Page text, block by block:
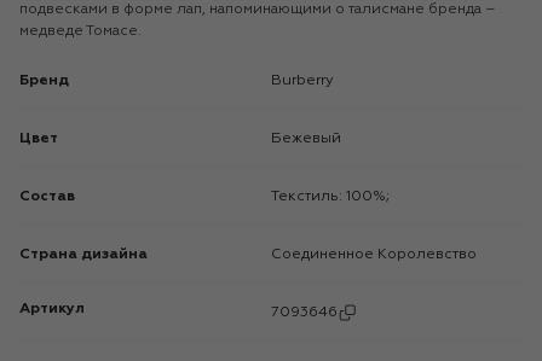
подвесками в форме лап, напоминающими о талисмане бренда –
медведе Томасе.
Бренд Burberry
Цвет Бежевый
Состав Текстиль: 100%;
Страна дизайна Соединенное Королевство
Артикул 7093646